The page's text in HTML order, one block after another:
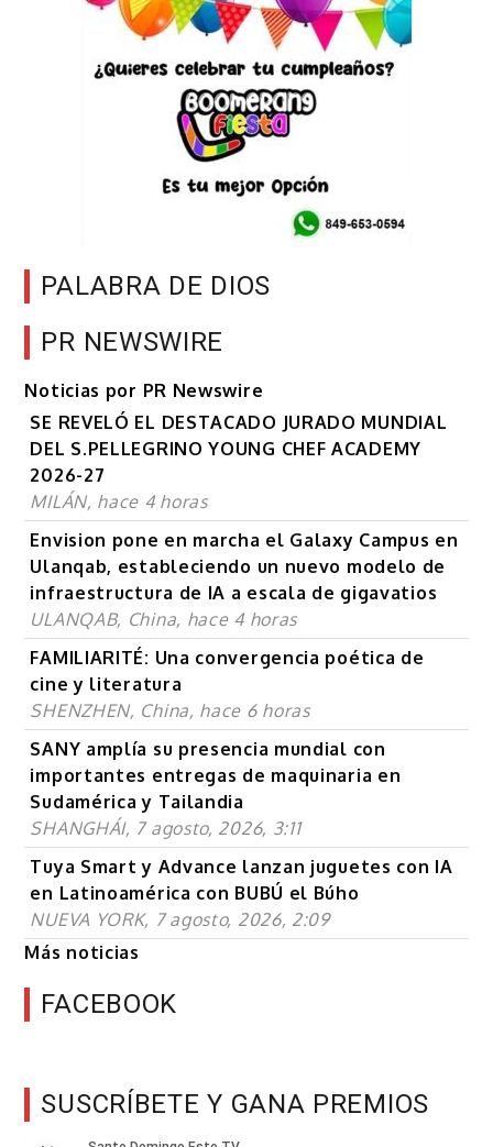
PALABRA DE DIOS
PR NEWSWIRE
Noticias por PR Newswire
SE REVELÓ EL DESTACADO JURADO MUNDIAL
DEL S.PELLEGRINO YOUNG CHEF ACADEMY
2026-27
MILÁN, hace 4 horas
Envision pone en marcha el Galaxy Campus en
Ulanqab, estableciendo un nuevo modelo de
infraestructura de IA a escala de gigavatios
ULANQAB, China, hace 4 horas
FAMILIARITÉ: Una convergencia poética de
cine y literatura
SHENZHEN, China, hace 6 horas
SANY amplía su presencia mundial con
importantes entregas de maquinaria en
Sudamérica y Tailandia
SHANGHÁI, 7 agosto, 2026, 3:11
Tuya Smart y Advance lanzan juguetes con IA
en Latinoamérica con BUBÚ el Búho
NUEVA YORK, 7 agosto, 2026, 2:09
Más noticias
FACEBOOK
SUSCRÍBETE Y GANA PREMIOS